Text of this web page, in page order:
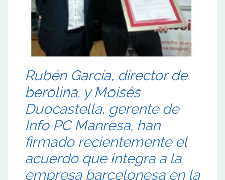
Rubén García, director de
berolina, y Moisés
Duocastella, gerente de
Info PC Manresa, han
firmado recientemente el
acuerdo que integra a la
empresa barcelonesa en la